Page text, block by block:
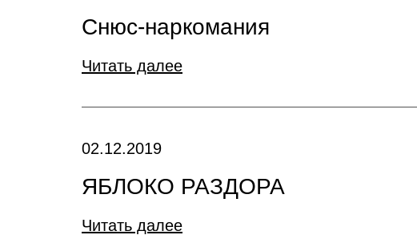
Снюс-наркомания
Читать далее
02.12.2019
ЯБЛОКО РАЗДОРА
Читать далее